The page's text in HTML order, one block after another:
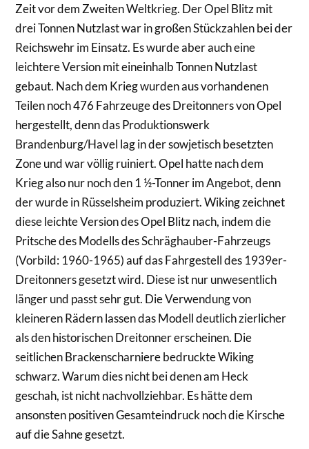
Zeit vor dem Zweiten Weltkrieg. Der Opel Blitz mit
drei Tonnen Nutzlast war in großen Stückzahlen bei der
Reichswehr im Einsatz. Es wurde aber auch eine
leichtere Version mit eineinhalb Tonnen Nutzlast
gebaut. Nach dem Krieg wurden aus vorhandenen
Teilen noch 476 Fahrzeuge des Dreitonners von Opel
hergestellt, denn das Produktionswerk
Brandenburg/Havel lag in der sowjetisch besetzten
Zone und war völlig ruiniert. Opel hatte nach dem
Krieg also nur noch den 1 ½-Tonner im Angebot, denn
der wurde in Rüsselsheim produziert. Wiking zeichnet
diese leichte Version des Opel Blitz nach, indem die
Pritsche des Modells des Schräghauber-Fahrzeugs
(Vorbild: 1960-1965) auf das Fahrgestell des 1939er-
Dreitonners gesetzt wird. Diese ist nur unwesentlich
länger und passt sehr gut. Die Verwendung von
kleineren Rädern lassen das Modell deutlich zierlicher
als den historischen Dreitonner erscheinen. Die
seitlichen Brackenscharniere bedruckte Wiking
schwarz. Warum dies nicht bei denen am Heck
geschah, ist nicht nachvollziehbar. Es hätte dem
ansonsten positiven Gesamteindruck noch die Kirsche
auf die Sahne gesetzt.